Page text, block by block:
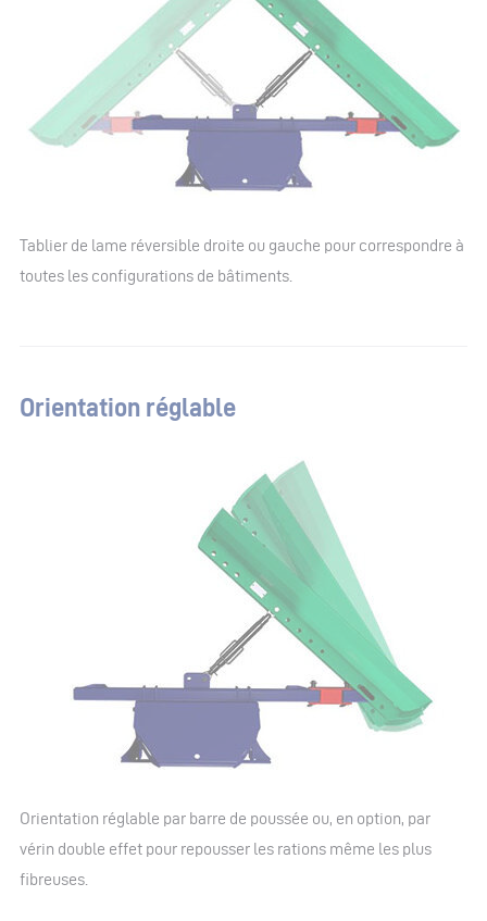
Tablier de lame réversible droite ou gauche pour correspondre à
toutes les configurations de bâtiments.
Orientation réglable
Orientation réglable par barre de poussée ou, en option, par
vérin double effet pour repousser les rations même les plus
fibreuses.